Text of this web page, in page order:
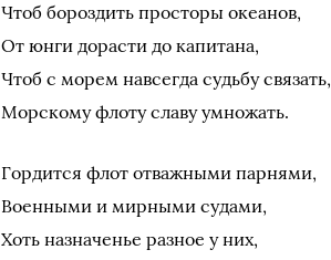
Чтоб бороздить просторы океанов,
От юнги дорасти до капитана,
Чтоб с морем навсегда судьбу связать,
Морскому флоту славу умножать.
Гордится флот отважными парнями,
Военными и мирными судами,
Хоть назначенье разное у них,